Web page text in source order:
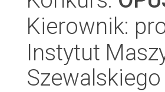
Kierownik:
Instytut
Szewalskiego